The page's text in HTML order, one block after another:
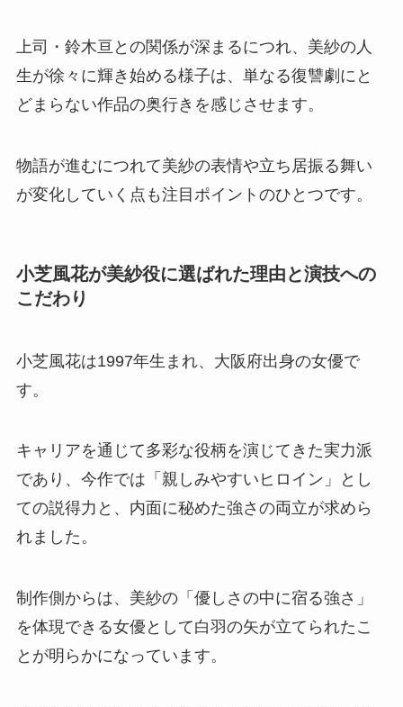
上司・鈴木亘との関係が深まるにつれ、美紗の人
生が徐々に輝き始める様子は、単なる復讐劇にと
どまらない作品の奥行きを感じさせます。
物語が進むにつれて美紗の表情や立ち居振る舞い
が変化していく点も注目ポイントのひとつです。
小芝風花が美紗役に選ばれた理由と演技への
こだわり
小芝風花は1997年生まれ、大阪府出身の女優で
す。
キャリアを通じて多彩な役柄を演じてきた実力派
であり、今作では「親しみやすいヒロイン」とし
ての説得力と、内面に秘めた強さの両立が求めら
れました。
制作側からは、美紗の「優しさの中に宿る強さ」
を体現できる女優として白羽の矢が立てられたこ
とが明らかになっています。